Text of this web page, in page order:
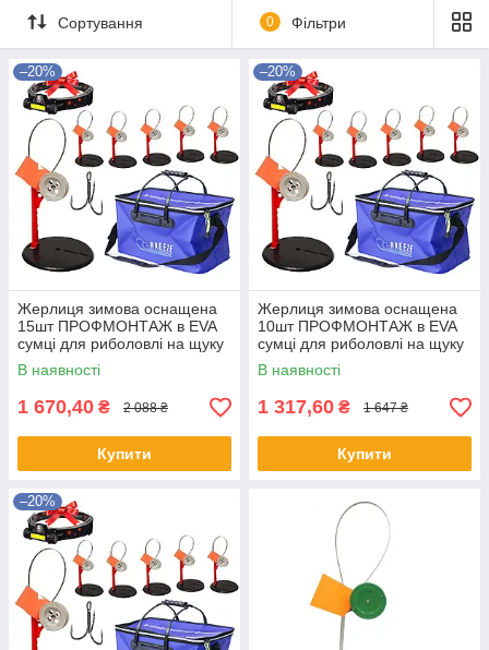
Сортування 0 Фільтри
–20%
Жерлиця зимова оснащена
15шт ПРОФМОНТАЖ в EVA
сумці для риболовлі на щуку
В наявності
1 670,40 ₴ 2 088 ₴
Купити
–20%
Жерлиця зимова оснащена
10шт ПРОФМОНТАЖ в EVA
сумці для риболовлі на щуку
В наявності
1 317,60 ₴ 1 647 ₴
Купити
–20%